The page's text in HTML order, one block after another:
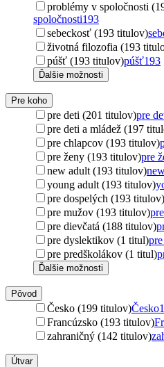
problémy v spoločnosti
spoločnosti193
sebeckosť (193 titulov)
životná filozofia (193
púšť (193 titulov)púšť193
Ďalšie možnosti
Pre koho
pre deti (201 titulov)pre
pre deti a mládež (197
pre chlapcov (193 titulov)
pre ženy (193 titulov)pre
new adult (193 titulov)
young adult (193 titulov)
pre dospelých (193 titulov)
pre mužov (193 titulov)
pre dievčatá (188 titulov)
pre dyslektikov (1 titul)
pre predškolákov (1 titul)
Ďalšie možnosti
Pôvod
Česko (199 titulov)Česko
Francúzsko (193 titulov)
zahraničný (142 titulov)
Útvar